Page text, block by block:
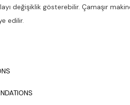
değişiklik gösterebilir. Çamaşır
edilir.